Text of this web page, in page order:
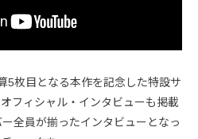
5枚目となる本作を記念した特設サ
フィシャル・インタビューも掲載
全員が揃ったインタビューとなっ